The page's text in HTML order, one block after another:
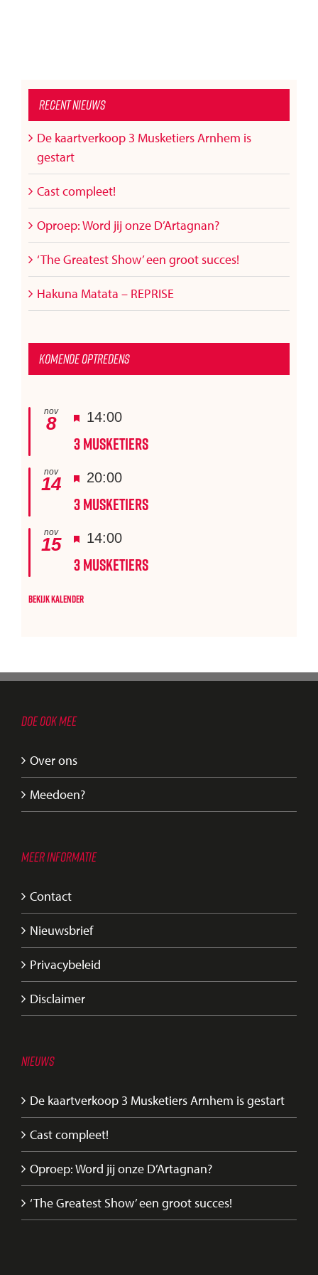
Recent nieuws
De kaartverkoop 3 Musketiers Arnhem is
gestart
Cast compleet!
Oproep: Word jij onze D’Artagnan?
‘The Greatest Show’ een groot succes!
Hakuna Matata – REPRISE
Komende optredens
nov
8 Uitgelicht
14:00
3 Musketiers
nov
14 Uitgelicht
20:00
3 Musketiers
nov
15 Uitgelicht
14:00
3 Musketiers
Bekijk kalender
DOE OOK MEE
Over ons
Meedoen?
MEER INFORMATIE
Contact
Nieuwsbrief
Privacybeleid
Disclaimer
NIEUWS
De kaartverkoop 3 Musketiers Arnhem is gestart
Cast compleet!
Oproep: Word jij onze D’Artagnan?
‘The Greatest Show’ een groot succes!